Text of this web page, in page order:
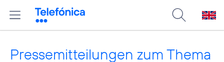
Pressemitteilungen zum Thema